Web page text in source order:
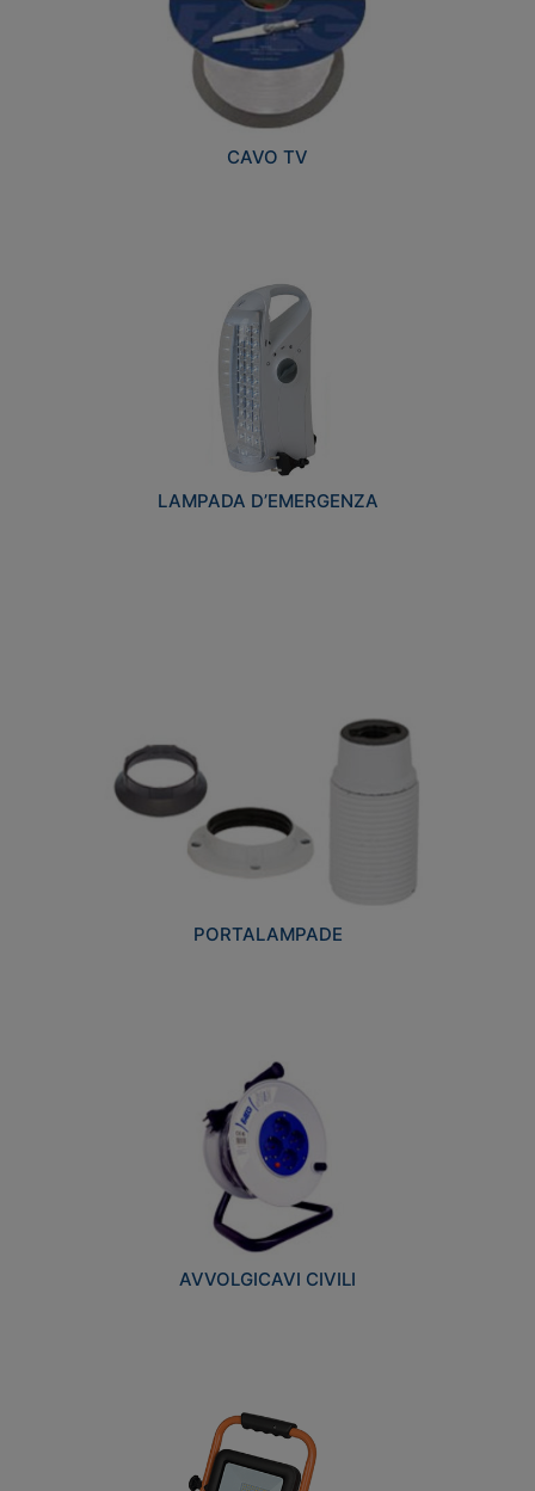
CAVO TV
LAMPADA D’EMERGENZA
PORTALAMPADE
AVVOLGICAVI CIVILI